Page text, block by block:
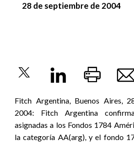
28 de septiembre de 2004
Fitch Argentina, Buenos Aires,
2004: Fitch Argentina
asignadas a los Fondos 1784
la categoría AA(arg), y el fondo